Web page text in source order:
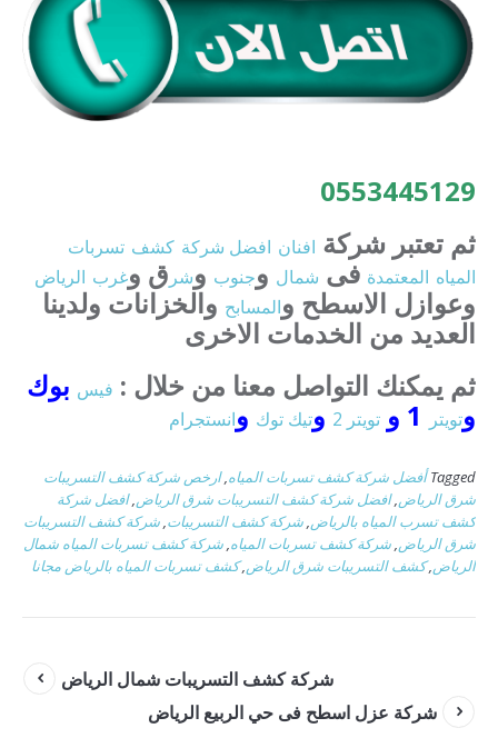
0553445129
ثم تعتبر شركة افنان افضل شركة كشف تسربات
المياه المعتمدة فى شمال وجنوب وشر ق وغرب الرياض
وعوازل الاسطح والمسابح والخزانات ولدينا
العديد من الخدمات الاخرى
ثم يمكنك التواصل معنا من خلال : فيس بوك
وتويتر تويتر 2 وتيك توك وانستجرام
Tagged أفضل شركة كشف تسربات المياه,ارخص شركة كشف التسريبات
شرق الرياض,افضل شركة كشف التسريبات شرق الرياض,افضل شركة
كشف تسرب المياه بالرياض,شركة كشف التسريبات,شركة كشف التسريبات
شرق الرياض,شركة كشف تسربات المياه,شركة كشف تسربات المياه شمال
الرياض,كشف التسريبات شرق الرياض,كشف تسربات المياه بالرياض مجانا
شركة كشف التسريبات شمال الرياض
شركة عزل اسطح فى حي الربيع الرياض